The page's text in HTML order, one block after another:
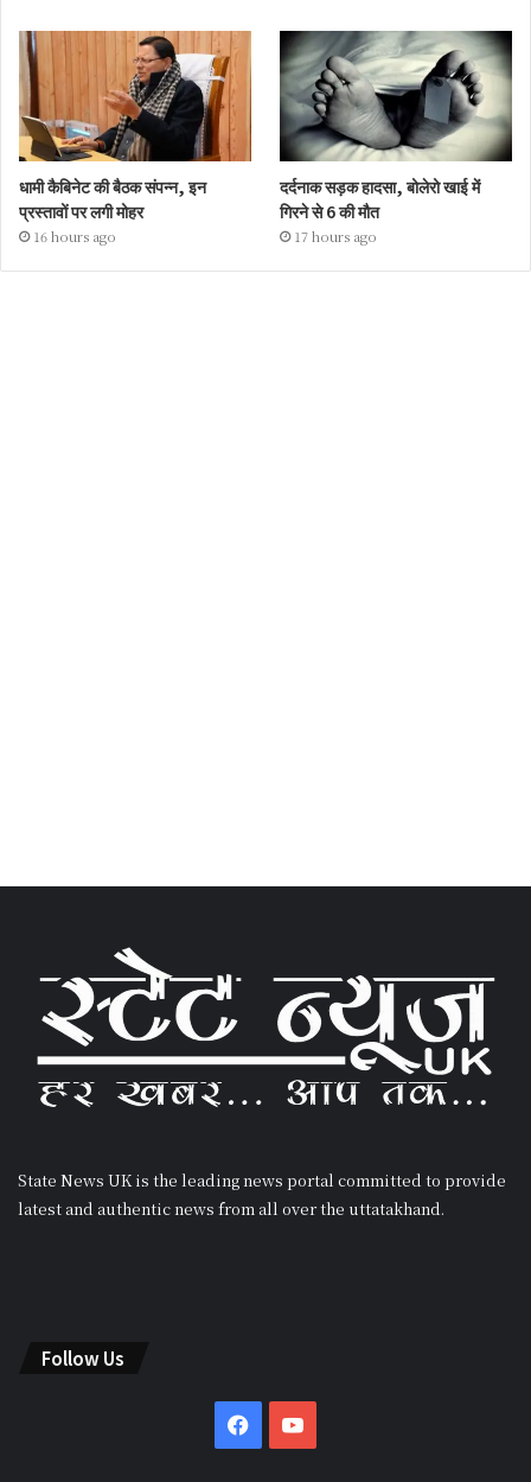
धामी कैबिनेट की बैठक संपन्न, इन
प्रस्तावों पर लगी मोहर
16 hours ago
दर्दनाक सड़क हादसा, बोलेरो खाई में
गिरने से 6 की मौत
17 hours ago
State News UK is the leading news portal committed to provide
latest and authentic news from all over the uttatakhand.
Follow Us
Facebook